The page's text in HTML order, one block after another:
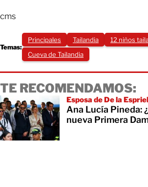
cms
Temas:
Principales Tailandia
12 niños
Cueva de Tailandia
TE RECOMENDAMOS:
Esposa de De la
Ana Lucía Pineda:
nueva Primera